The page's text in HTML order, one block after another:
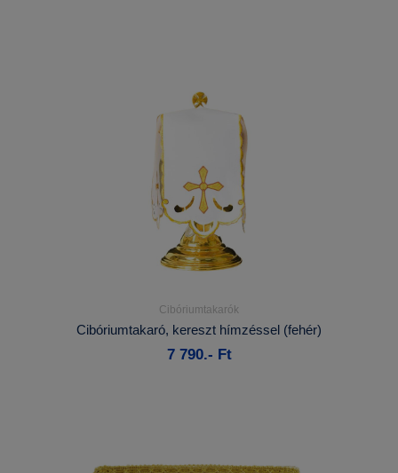
Kosárba
Cibóriumtakarók
Cibóriumtakaró, kereszt hímzéssel (fehér)
7 790.- Ft